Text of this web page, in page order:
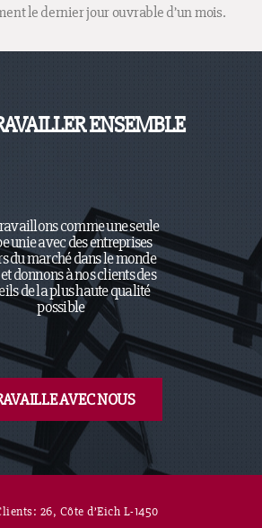
le dernier jour ouvrable d’un mois.
ENSEMBLE
comme une seule
unie avec des entreprises
du marché dans le monde
donnons à nos clients des
de la plus haute qualité
possible
AVEC NOUS
26, Côte d’Eich L-1450